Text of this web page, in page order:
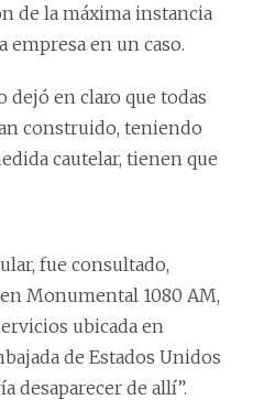
de la máxima instancia
empresa en un caso.
en claro que todas
construido, teniendo
cautelar, tienen que
fue consultado,
Monumental 1080 AM,
ubicada en
de Estados Unidos
desaparecer de allí”.